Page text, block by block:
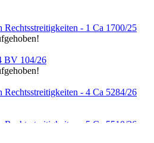
- 1 Ca 1700/25
BV 104/26
- 4 Ca 5284/26
- 5 Ca 5510/26